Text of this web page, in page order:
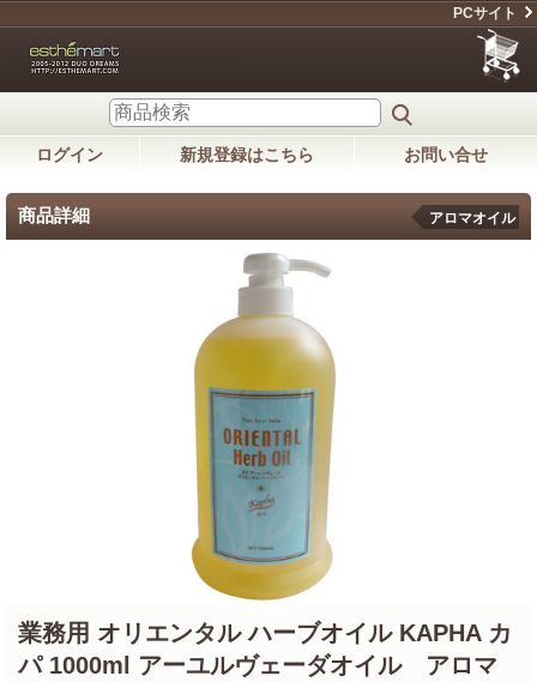
PCサイト
ログイン 新規登録はこちら お問い合せ
商品詳細 アロマオイル
業務用 オリエンタル ハーブオイル KAPHA カ
パ 1000ml アーユルヴェーダオイル アロマ